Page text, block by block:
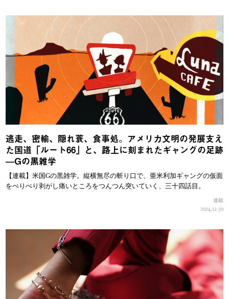
逃走、密輸、隠れ蓑、食事処。アメリカ文明の発展支え
た国道「ルート66」と、路上に刻まれたギャングの足跡
—Gの黒雑学
【連載】米国Gの黒雑学。縦横無尽の斬り口で、亜米利加ギャングの仮面
をぺりぺり剥がし痛いところをつんつん突いていく、三十四話目。
連載
2024.12.30